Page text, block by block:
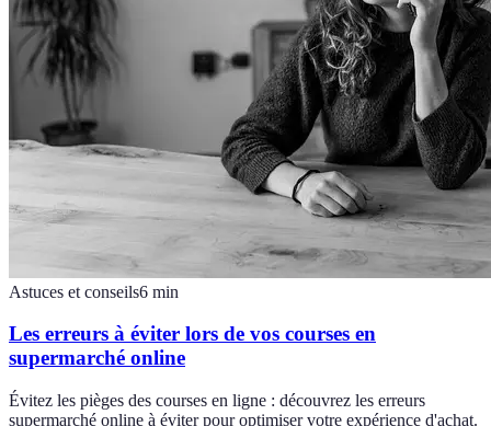
Astuces et conseils6 min
Les erreurs à éviter lors de vos courses en
supermarché online
Évitez les pièges des courses en ligne : découvrez les erreurs
supermarché online à éviter pour optimiser votre expérience d'achat.